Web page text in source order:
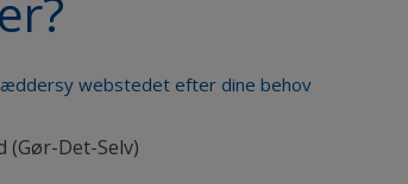
webstedet efter dine behov
(Gør-Det-Selv)